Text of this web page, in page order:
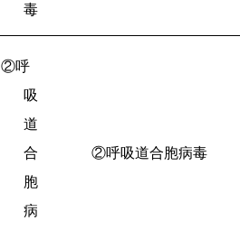
毒
②呼
吸
道
合
胞
病
②呼吸道合胞病毒